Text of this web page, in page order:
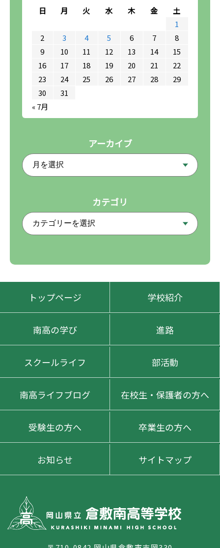
日 月 火 水 木 金
土
1
2
3 4 5 6 7
8
9
10 11 12 13 14
15
16
17 18 19 20 21
22
23
24 25 26 27 28
29
30
31
« 7月
アーカイブ
カテゴリ
トップページ 学校紹介
南高の学び 進路
スクールライフ 部活動
南高ライフブログ 在校生・保護者の方へ
受験生の方へ 卒業生の方へ
お知らせ サイトマップ